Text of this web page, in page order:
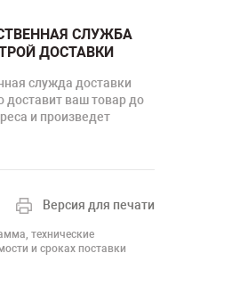
СЛУЖБА
ДОСТАВКИ
служда доставки
доставит ваш товар до
и произведет
Версия для печати
технические
и сроках поставки